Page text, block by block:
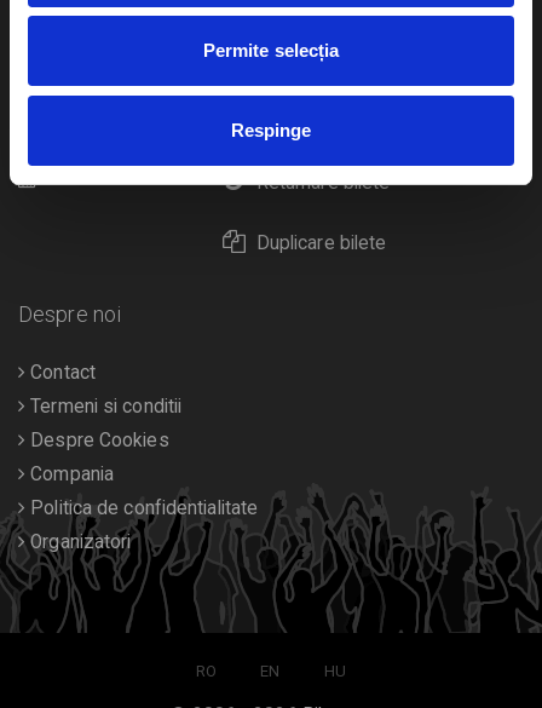
Permite selecția
Respinge
eBilet printat acasa
Livrare prin curier
Returnare bilete
Duplicare bilete
Cultura
Calendar
Despre noi
Contact
Termeni si conditii
Despre Cookies
Compania
Politica de confidentialitate
Organizatori
RO EN HU